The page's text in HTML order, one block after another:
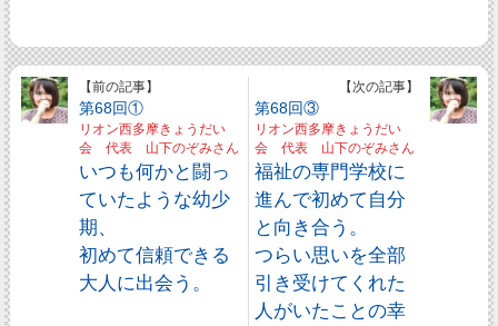
【前の記事】
第68回①
リオン西多摩きょうだい
会 代表 山下のぞみさん
いつも何かと闘っ
ていたような幼少
期、
初めて信頼できる
大人に出会う。
【次の記事】
第68回③
リオン西多摩きょうだい
会 代表 山下のぞみさん
福祉の専門学校に
進んで初めて自分
と向き合う。
つらい思いを全部
引き受けてくれた
人がいたことの幸